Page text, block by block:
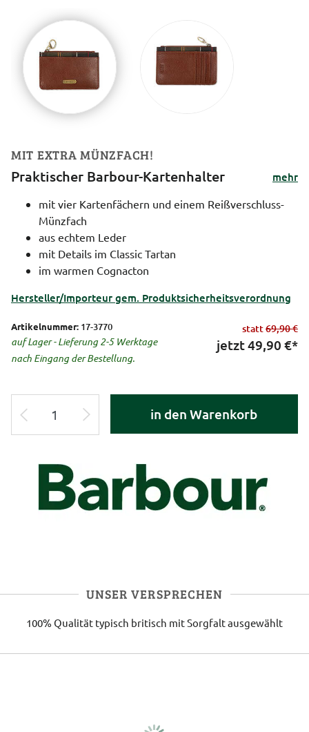
MIT EXTRA MÜNZFACH!
Praktischer Barbour-Kartenhalter
mehr
mit vier Kartenfächern und einem Reißverschluss-
Münzfach
aus echtem Leder
mit Details im Classic Tartan
im warmen Cognacton
Hersteller/Importeur gem. Produktsicherheitsverordnung
Artikelnummer: 17-3770
auf Lager - Lieferung 2-5 Werktage
nach Eingang der Bestellung.
statt69,90 €
jetzt49,90 €*
in den Warenkorb
UNSER VERSPRECHEN
100% Qualität typisch britisch mit Sorgfalt ausgewählt